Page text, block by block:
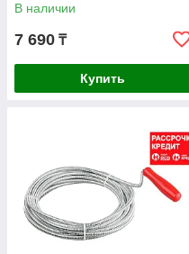
В наличии
7 690 ₸
Купить